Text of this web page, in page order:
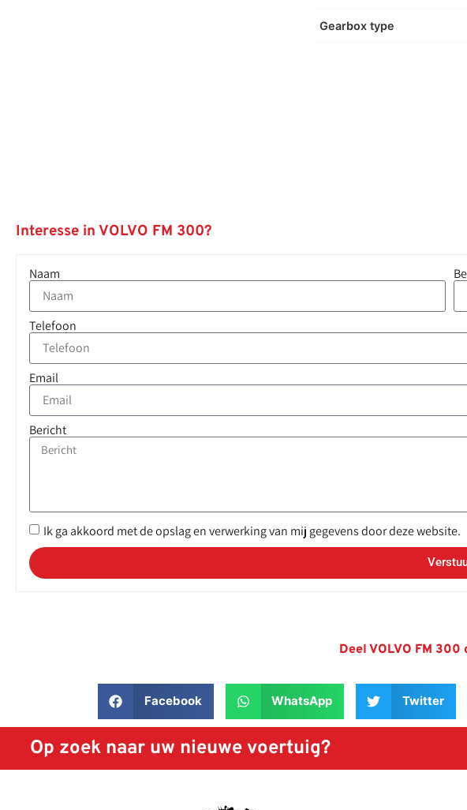
Gearbox type
Interesse in VOLVO FM 300?
Naam
Telefoon
Email
Bericht
Ik ga akkoord met de opslag en verwerking van mij gegevens door deze website.
Deel VOLVO FM
Facebook WhatsApp Twitter
Op zoek naar uw nieuwe voertuig?